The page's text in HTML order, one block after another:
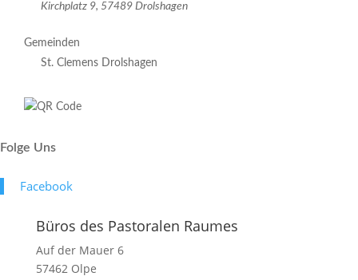
Kirchplatz 9, 57489 Drolshagen
Gemeinden
St. Clemens Drolshagen
Folge Uns
Face­book
Büros des Pastoralen Raumes
Auf der Mauer 6
57462 Olpe